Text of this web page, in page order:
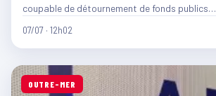
coupable de détournement de fonds publics…
07/07 · 12h02
OUTRE-MER